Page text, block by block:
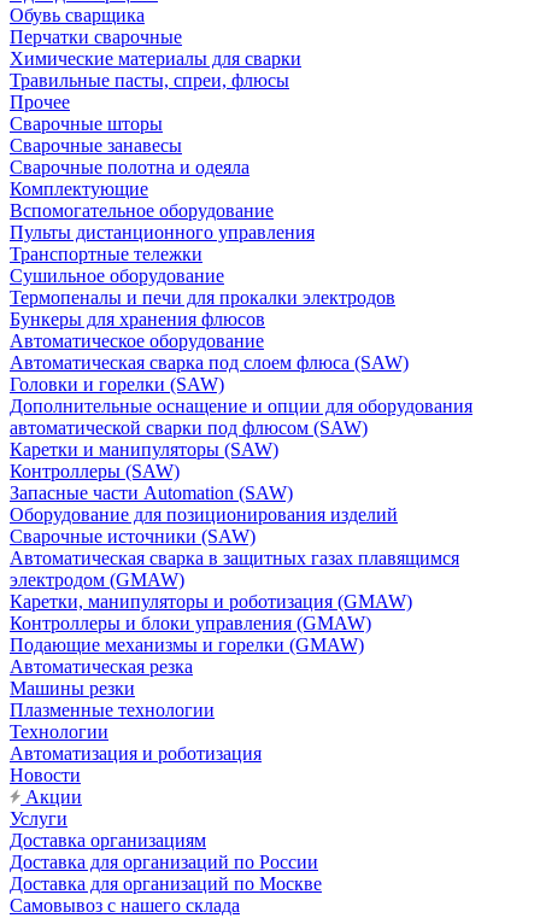
Обувь сварщика
Перчатки сварочные
Химические материалы для сварки
Травильные пасты, спреи, флюсы
Прочее
Сварочные шторы
Сварочные занавесы
Сварочные полотна и одеяла
Комплектующие
Вспомогательное оборудование
Пульты дистанционного управления
Транспортные тележки
Сушильное оборудование
Термопеналы и печи для прокалки электродов
Бункеры для хранения флюсов
Автоматическое оборудование
Автоматическая сварка под слоем флюса (SAW)
Головки и горелки (SAW)
Дополнительные оснащение и опции для оборудования
автоматической сварки под флюсом (SAW)
Каретки и манипуляторы (SAW)
Контроллеры (SAW)
Запасные части Automation (SAW)
Оборудование для позиционирования изделий
Сварочные источники (SAW)
Автоматическая сварка в защитных газах плавящимся
электродом (GMAW)
Каретки, манипуляторы и роботизация (GMAW)
Контроллеры и блоки управления (GMAW)
Подающие механизмы и горелки (GMAW)
Автоматическая резка
Машины резки
Плазменные технологии
Технологии
Автоматизация и роботизация
Новости
Акции
Услуги
Доставка организациям
Доставка для организаций по России
Доставка для организаций по Москве
Самовывоз с нашего склада